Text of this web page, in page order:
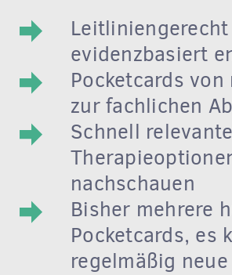
evidenzbasiert
Pocketcards von
zur fachlichen
Schnell relevante
nachschauen
Bisher mehrere
Pocketcards, es
regelmäßig neue